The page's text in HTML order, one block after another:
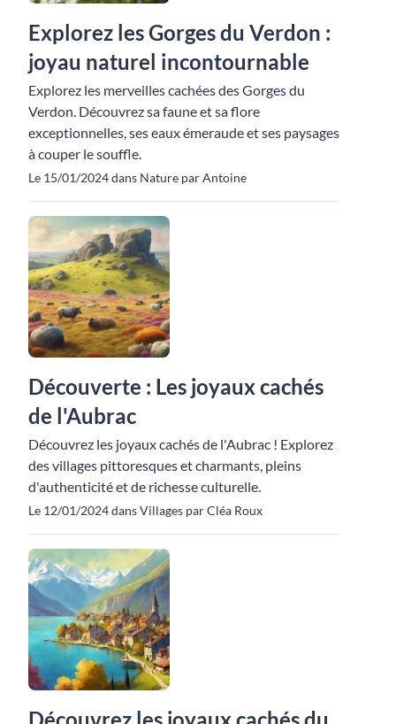
Explorez les Gorges du Verdon :
joyau naturel incontournable
Explorez les merveilles cachées des Gorges du
Verdon. Découvrez sa faune et sa flore
exceptionnelles, ses eaux émeraude et ses paysages
à couper le souffle.
Le 15/01/2024 dans Nature par Antoine
Découverte : Les joyaux cachés
de l'Aubrac
Découvrez les joyaux cachés de l'Aubrac ! Explorez
des villages pittoresques et charmants, pleins
d'authenticité et de richesse culturelle.
Le 12/01/2024 dans Villages par Cléa Roux
Découvrez les joyaux cachés du